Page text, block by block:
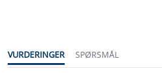
VURDERINGER
SPØRSMÅL